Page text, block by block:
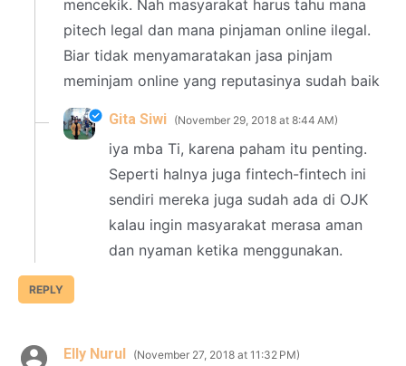
mencekik. Nah masyarakat harus tahu mana
pitech legal dan mana pinjaman online ilegal.
Biar tidak menyamaratakan jasa pinjam
meminjam online yang reputasinya sudah baik
REPLY
Gita Siwi November 29, 2018 at 8:44 AM
iya mba Ti, karena paham itu penting.
Seperti halnya juga fintech-fintech ini
sendiri mereka juga sudah ada di OJK
kalau ingin masyarakat merasa aman
dan nyaman ketika menggunakan.
Elly Nurul November 27, 2018 at 11:32 PM